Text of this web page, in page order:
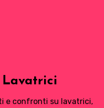
e confronti su lavatrici,